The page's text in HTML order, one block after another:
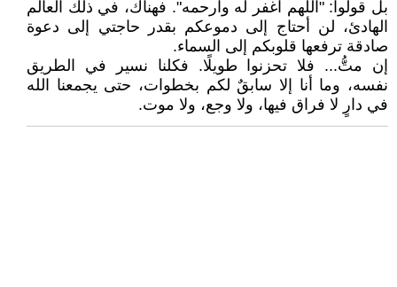
بل قولوا: "اللهم اغفر له وارحمه". فهناك، في ذلك العالم
الهادئ، لن أحتاج إلى دموعكم بقدر حاجتي إلى دعوة
صادقة ترفعها قلوبكم إلى السماء.
إن متُّ... فلا تحزنوا طويلًا. فكلنا نسير في الطريق
نفسه، وما أنا إلا سابقٌ لكم بخطوات، حتى يجمعنا الله
في دارٍ لا فراق فيها، ولا وجع، ولا موت.